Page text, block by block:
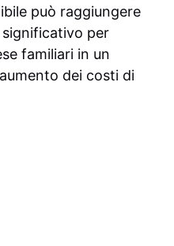
può raggiungere
per
familiari in un
dei costi di